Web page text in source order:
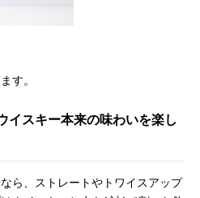
す。
イスキー本来の味わいを楽し
ら、ストレートやトワイスアップ